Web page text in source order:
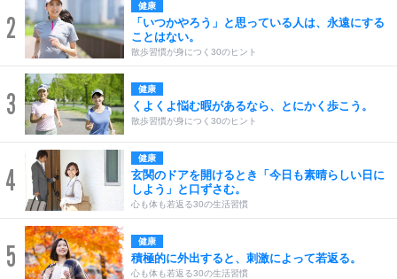
2
健康
「いつかやろう」と思っている人は、永遠にする
ことはない。
散歩習慣が身につく30のヒント
3 健康
くよくよ悩む暇があるなら、とにかく歩こう。
散歩習慣が身につく30のヒント
4
健康
玄関のドアを開けるとき「今日も素晴らしい日に
しよう」と口ずさむ。
心も体も若返る30の生活習慣
5 健康
積極的に外出すると、刺激によって若返る。
心も体も若返る30の生活習慣